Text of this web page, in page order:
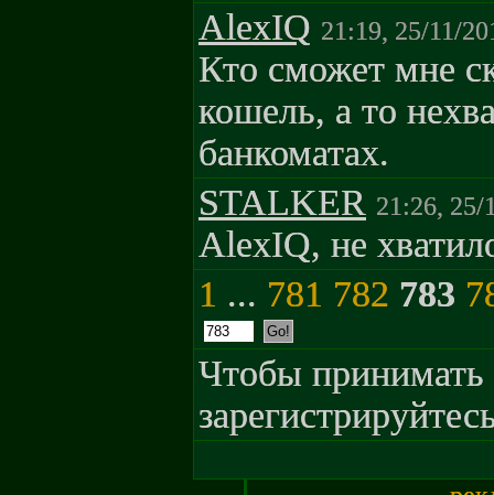
AlexIQ 21:19, 25/11/
Кто сможет мне
кошель, а то
банкоматах.
STALKER 21:26, 25/
AlexIQ, не
1 ... 781 782 783
Чтобы принимать